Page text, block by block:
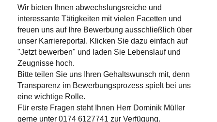
Wir bieten Ihnen abwechslungsreiche und
interessante Tätigkeiten mit vielen Facetten und
freuen uns auf Ihre Bewerbung ausschließlich über
unser Karriereportal. Klicken Sie dazu einfach auf
"Jetzt bewerben" und laden Sie Lebenslauf und
Zeugnisse hoch.
Bitte teilen Sie uns Ihren Gehaltswunsch mit, denn
Transparenz im Bewerbungsprozess spielt bei uns
eine wichtige Rolle.
Für erste Fragen steht Ihnen Herr Dominik Müller
gerne unter 0174 6127741 zur Verfügung.